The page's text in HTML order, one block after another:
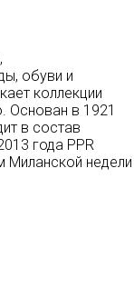
обуви и
коллекции
Основан в 1921
в состав
года PPR
Миланской недели